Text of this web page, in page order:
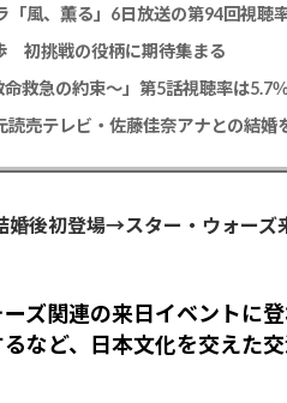
風、薫る」6日放送の第94回視聴
初挑戦の役柄に期待集まる
救急の約束～」第5話視聴率は5.7
売テレビ・佐藤佳奈アナとの結婚
婚後初登場→スター・ウォーズ
ズ関連の来日イベントに
など、日本文化を交えた交